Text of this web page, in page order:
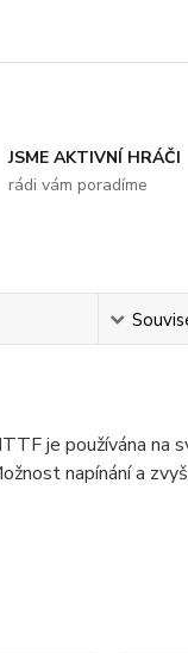
JSME AKTIVNÍ HRÁČI
rádi vám poradíme
je používána na
napínání a